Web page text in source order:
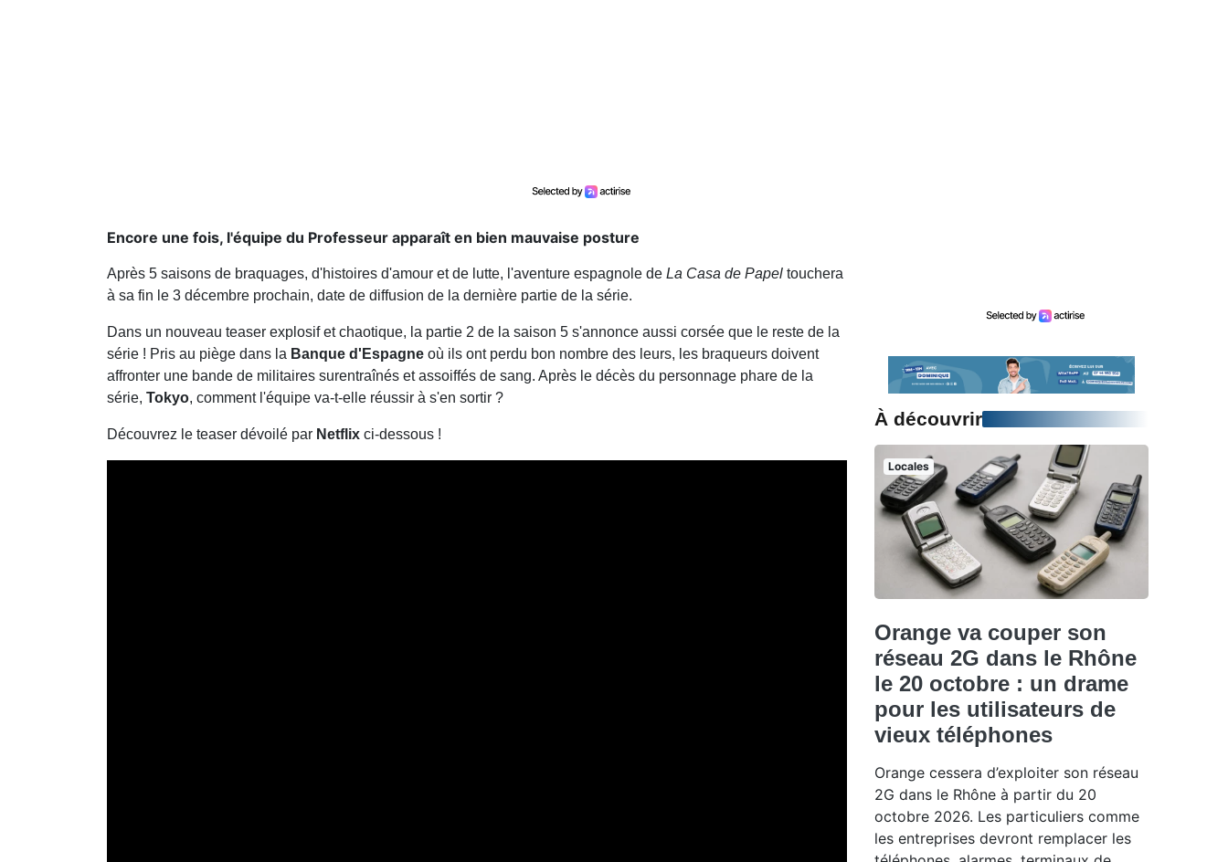
Encore une fois, l'équipe du Professeur apparaît en bien mauvaise posture
Après 5 saisons de braquages, d'histoires d'amour et de lutte, l'aventure espagnole de La Casa de Papel touchera
à sa fin le 3 décembre prochain, date de diffusion de la dernière partie de la série.
Dans un nouveau teaser explosif et chaotique, la partie 2 de la saison 5 s'annonce aussi corsée que le reste de la
série ! Pris au piège dans la Banque d'Espagne où ils ont perdu bon nombre des leurs, les braqueurs doivent
affronter une bande de militaires surentraînés et assoiffés de sang. Après le décès du personnage phare de la
série, Tokyo, comment l'équipe va-t-elle réussir à s'en sortir ?
Découvrez le teaser dévoilé par Netflix ci-dessous !
À découvrir
Locales
Orange va couper son
réseau 2G dans le Rhône
le 20 octobre : un drame
pour les utilisateurs de
vieux téléphones
Orange cessera d’exploiter son réseau
2G dans le Rhône à partir du 20
octobre 2026. Les particuliers comme
les entreprises devront remplacer les